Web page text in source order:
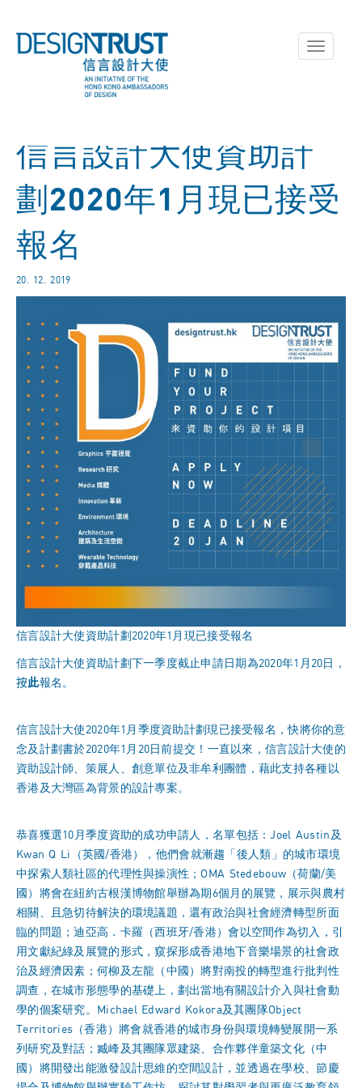
Toggle
信言設計大使資助計
劃2020年1月現已接受
報名
20. 12. 2019
信言設計大使資助計劃2020年1月現已接受報名
信言設計大使資助計劃下一季度截止申請日期為2020年1月20日，
按此報名。
信言設計大使2020年1月季度資助計劃現已接受報名，快將你的意
念及計劃書於2020年1月20日前提交！一直以來，信言設計大使的
資助設計師、策展人、創意單位及非牟利團體，藉此支持各種以
香港及大灣區為背景的設計專案。
恭喜獲選10月季度資助的成功申請人，名單包括：Joel Austin及
Kwan Q Li
（英國/香港），他們會就漸趨「後人類」的城市環境
中探索人類社區的代理性與操演性； OMA Stedebouw （荷蘭/美
國）將會在紐約古根漢博物館舉辦為期6個月的展覽，展示與農村
相關、且急切待解決的環境議題，還有政治與社會經濟轉型所面
臨的問題；迪亞高．卡羅 （西班牙/香港）會以空間作為切入，引
用文獻紀綠及展覽的形式，窺探形成香港地下音樂場景的社會政
治及經濟因素； 何柳及左龍 （中國）將對南投的轉型進行批判性
調查，在城市形態學的基礎上，劃出當地有關設計介入與社會動
學的個案研究。Michael Edward Kokora及其團隊Object
Territories（香港）將會就香港的城市身份與環境轉變展開一系
列研究及對話； 臧峰及其團隊眾建築、合作夥伴童築文化 （中
國）將開發出能激發設計思維的空間設計，並透過在學校、節慶